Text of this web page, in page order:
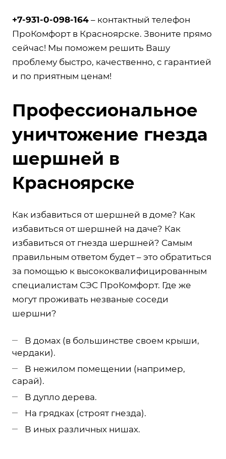
+7-931-0-098-164 – контактный телефон
ПроКомфорт в Красноярске. Звоните прямо
сейчас! Мы поможем решить Вашу
проблему быстро, качественно, с гарантией
и по приятным ценам!
Профессиональное
уничтожение гнезда
шершней в
Красноярске
Как избавиться от шершней в доме? Как
избавиться от шершней на даче? Как
избавиться от гнезда шершней? Самым
правильным ответом будет – это обратиться
за помощью к высококвалифицированным
специалистам СЭС ПроКомфорт. Где же
могут проживать незваные соседи
шершни?
В домах (в большинстве своем крыши,
чердаки).
В нежилом помещении (например,
сарай).
В дупло дерева.
На грядках (строят гнезда).
В иных различных нишах.